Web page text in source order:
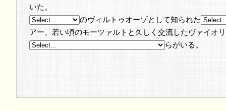
いた。
のヴィルトゥオーゾとして知られた
アー、若い頃のモーツァルトと久しく交流したヴァイオ
らがいる。